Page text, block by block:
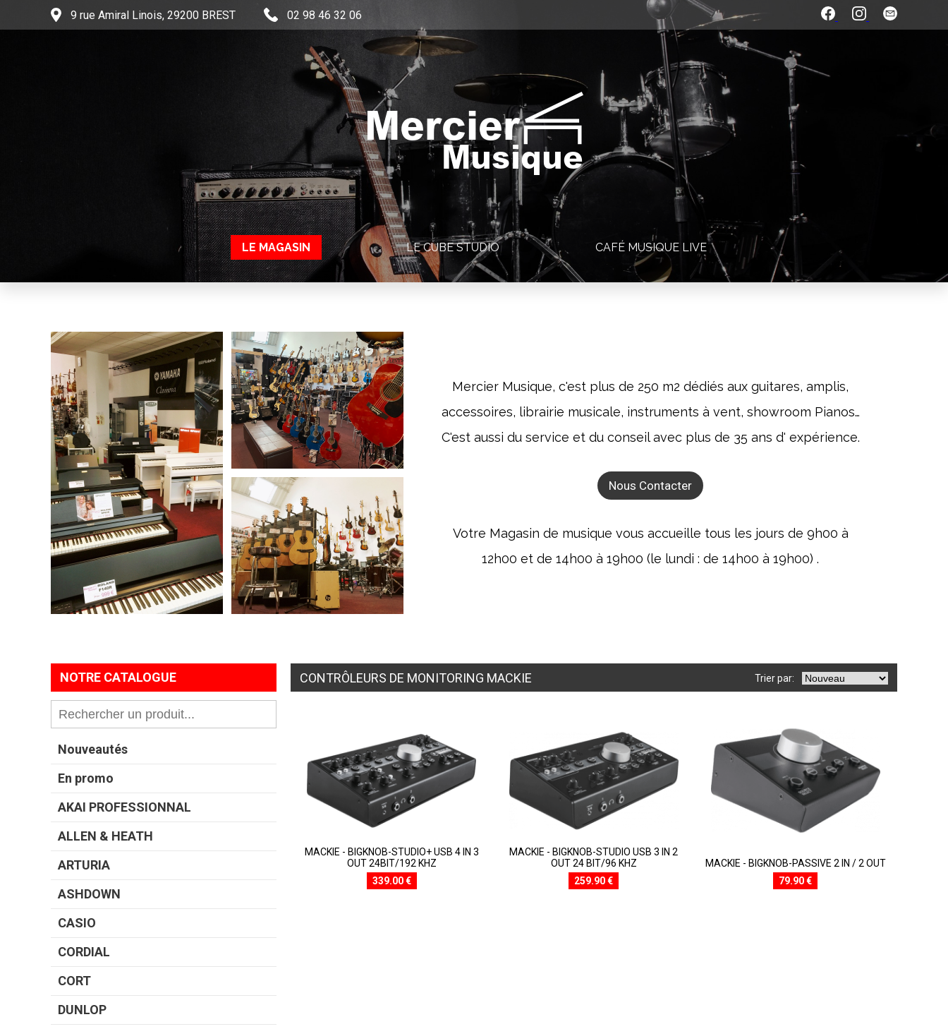
9 rue Amiral Linois, 29200 BREST 02 98 46 32 06
Mercier
Musique
LE MAGASIN LE CUBE STUDIO CAFÉ MUSIQUE LIVE
Mercier Musique, c'est plus de 250 m2 dédiés aux guitares, amplis,
accessoires, librairie musicale, instruments à vent, showroom Pianos…
C'est aussi du service et du conseil avec plus de 35 ans d' expérience.
Nous Contacter
Votre Magasin de musique vous accueille tous les jours de 9h00 à
12h00 et de 14h00 à 19h00 (le lundi : de 14h00 à 19h00) .
NOTRE CATALOGUE
Nouveautés
En promo
AKAI PROFESSIONNAL
ALLEN & HEATH
ARTURIA
ASHDOWN
CASIO
CORDIAL
CORT
DUNLOP
CONTRÔLEURS DE MONITORING MACKIE Trier par:
MACKIE - BIGKNOB-STUDIO+ USB 4 IN 3
OUT 24BIT/192 KHZ
339.00 €
MACKIE - BIGKNOB-STUDIO USB 3 IN 2
OUT 24 BIT/96 KHZ
259.90 €
MACKIE - BIGKNOB-PASSIVE 2 IN / 2 OUT
79.90 €